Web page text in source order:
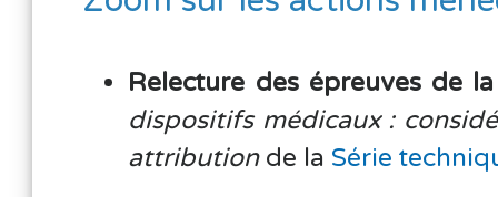
Relecture des épreuves de
dispositifs médicaux :
attributionde la Série